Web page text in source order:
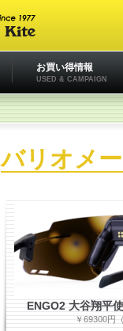
お買い得情報
USED & CAMPAIGN
バリオメ
ENGO2 大谷翔平
￥69300円